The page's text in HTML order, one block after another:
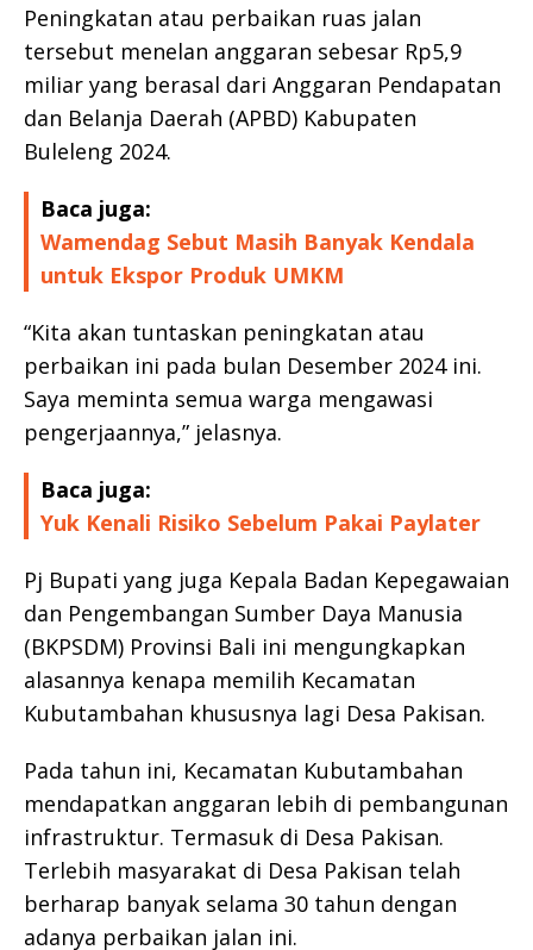
Peningkatan atau perbaikan ruas jalan
tersebut menelan anggaran sebesar Rp5,9
miliar yang berasal dari Anggaran Pendapatan
dan Belanja Daerah (APBD) Kabupaten
Buleleng 2024.
Baca juga:
Wamendag Sebut Masih Banyak Kendala
untuk Ekspor Produk UMKM
“Kita akan tuntaskan peningkatan atau
perbaikan ini pada bulan Desember 2024 ini.
Saya meminta semua warga mengawasi
pengerjaannya,” jelasnya.
Baca juga:
Yuk Kenali Risiko Sebelum Pakai Paylater
Pj Bupati yang juga Kepala Badan Kepegawaian
dan Pengembangan Sumber Daya Manusia
(BKPSDM) Provinsi Bali ini mengungkapkan
alasannya kenapa memilih Kecamatan
Kubutambahan khususnya lagi Desa Pakisan.
Pada tahun ini, Kecamatan Kubutambahan
mendapatkan anggaran lebih di pembangunan
infrastruktur. Termasuk di Desa Pakisan.
Terlebih masyarakat di Desa Pakisan telah
berharap banyak selama 30 tahun dengan
adanya perbaikan jalan ini.